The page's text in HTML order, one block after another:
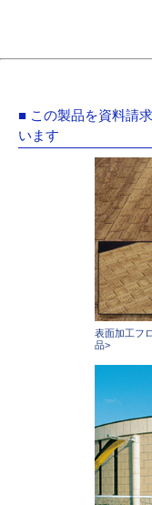
■ この製品を資料請
います
表面加工フ
品>